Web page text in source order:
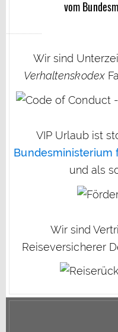
vom
Wir sind
Verhaltenskodex
VIP Urlaub ist
Bundesministerium
und als
Wir sind
Reiseversicherer